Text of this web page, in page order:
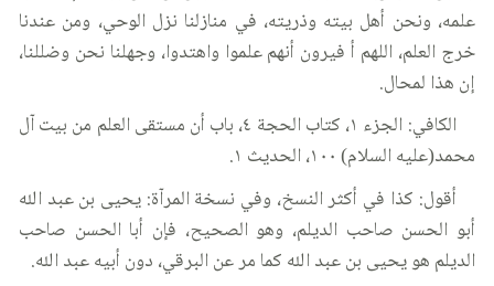
علمه، ونحن أهل بيته وذريته، في منازلنا نزل الوحي، ومن عندنا
خرج العلم، اللهم أ فيرون أنهم علموا واهتدوا، وجهلنا نحن وضللنا،
إن هذا لمحال.
الكافي: الجزء ١، كتاب الحجة ٤، باب أن مستقى العلم من بيت آل
محمد(عليه السلام) ١٠٠، الحديث ١.
أقول: كذا في أكثر النسخ، وفي نسخة المرآة: يحيى بن عبد الله
أبو الحسن صاحب الديلم، وهو الصحيح، فإن أبا الحسن صاحب
الديلم هو يحيى بن عبد الله كما مر عن البرقي، دون أبيه عبد الله.